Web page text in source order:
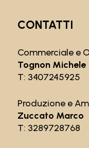
CONTATTI
Commerciale e
Tognon Michele
T: 3407245925
Produzione e
Zuccato Marco
T: 3289728768